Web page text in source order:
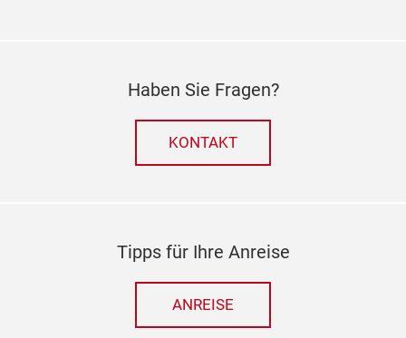
Haben Sie Fragen?
KONTAKT
Tipps für Ihre Anreise
ANREISE